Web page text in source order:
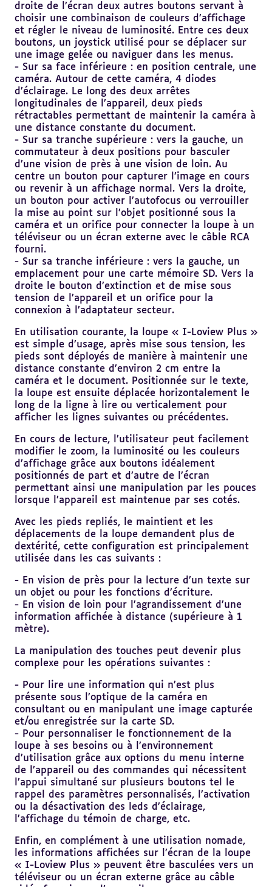
droite de l’écran deux autres boutons servant à
choisir une combinaison de couleurs d’affichage
et régler le niveau de luminosité. Entre ces deux
boutons, un joystick utilisé pour se déplacer sur
une image gelée ou naviguer dans les menus.
- Sur sa face inférieure : en position centrale, une
caméra. Autour de cette caméra, 4 diodes
d’éclairage. Le long des deux arrêtes
longitudinales de l’appareil, deux pieds
rétractables permettant de maintenir la caméra à
une distance constante du document.
- Sur sa tranche supérieure : vers la gauche, un
commutateur à deux positions pour basculer
d’une vision de près à une vision de loin. Au
centre un bouton pour capturer l’image en cours
ou revenir à un affichage normal. Vers la droite,
un bouton pour activer l’autofocus ou verrouiller
la mise au point sur l’objet positionné sous la
caméra et un orifice pour connecter la loupe à un
téléviseur ou un écran externe avec le câble RCA
fourni.
- Sur sa tranche inférieure : vers la gauche, un
emplacement pour une carte mémoire SD. Vers la
droite le bouton d’extinction et de mise sous
tension de l’appareil et un orifice pour la
connexion à l’adaptateur secteur.
En utilisation courante, la loupe « I-Loview Plus »
est simple d’usage, après mise sous tension, les
pieds sont déployés de manière à maintenir une
distance constante d’environ 2 cm entre la
caméra et le document. Positionnée sur le texte,
la loupe est ensuite déplacée horizontalement le
long de la ligne à lire ou verticalement pour
afficher les lignes suivantes ou précédentes.
En cours de lecture, l’utilisateur peut facilement
modifier le zoom, la luminosité ou les couleurs
d’affichage grâce aux boutons idéalement
positionnés de part et d’autre de l’écran
permettant ainsi une manipulation par les pouces
lorsque l’appareil est maintenue par ses cotés.
Avec les pieds repliés, le maintient et les
déplacements de la loupe demandent plus de
dextérité, cette configuration est principalement
utilisée dans les cas suivants :
- En vision de près pour la lecture d’un texte sur
un objet ou pour les fonctions d’écriture.
- En vision de loin pour l’agrandissement d’une
information affichée à distance (supérieure à 1
mètre).
La manipulation des touches peut devenir plus
complexe pour les opérations suivantes :
- Pour lire une information qui n’est plus
présente sous l’optique de la caméra en
consultant ou en manipulant une image capturée
et/ou enregistrée sur la carte SD.
- Pour personnaliser le fonctionnement de la
loupe à ses besoins ou à l’environnement
d’utilisation grâce aux options du menu interne
de l’appareil ou des commandes qui nécessitent
l’appui simultané sur plusieurs boutons tel le
rappel des paramètres personnalisés, l’activation
ou la désactivation des leds d’éclairage,
l’affichage du témoin de charge, etc.
Enfin, en complément à une utilisation nomade,
les informations affichées sur l’écran de la loupe
« I-Loview Plus » peuvent être basculées vers un
téléviseur ou un écran externe grâce au câble